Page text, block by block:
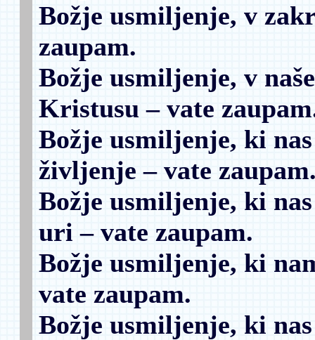
Božje usmiljenje, v
zaupam.
Božje usmiljenje, v
Kristusu – vate
Božje usmiljenje, ki
življenje – vate
Božje usmiljenje, ki
uri – vate zaupam.
Božje usmiljenje, ki
vate zaupam.
Božje usmiljenje, ki